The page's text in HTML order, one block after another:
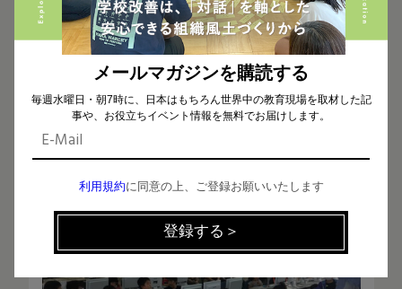
動するんです。
参加者は小学校1年生から受け入れていて、親御さ
んも一緒に来て見学されることもあります。
メールマガジンを購読する
毎週水曜日・朝7時に、日本はもちろん世界中の教育現場を取材した記
事や、お役立ちイベント情報を無料でお届けします。
利用規約に同意の上、ご登録お願いいたします